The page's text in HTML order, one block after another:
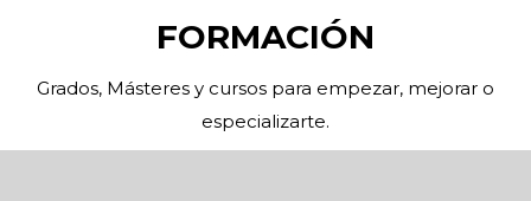
FORMACIÓN
Grados, Másteres y cursos para empezar, mejorar o
especializarte.